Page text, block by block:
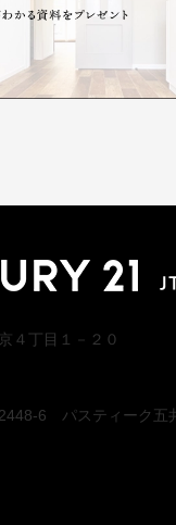
４丁目１－２０
6 パスティーク五